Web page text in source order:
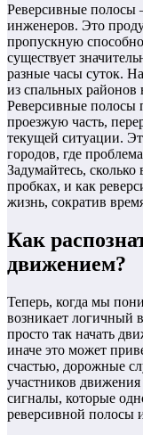
Реверсивные полосы
инженеров. Это
пропускную
существует
разные часы суток.
из спальных районов
Реверсивные полосы
проезжую часть,
текущей ситуации.
городов, где
Задумайтесь,
пробках, и как
жизнь, сократив
Как
движением?
Теперь, когда мы
возникает логичный
просто так начать
иначе это может
счастью, дорожные
участников
сигналы, которые
реверсивной полосы